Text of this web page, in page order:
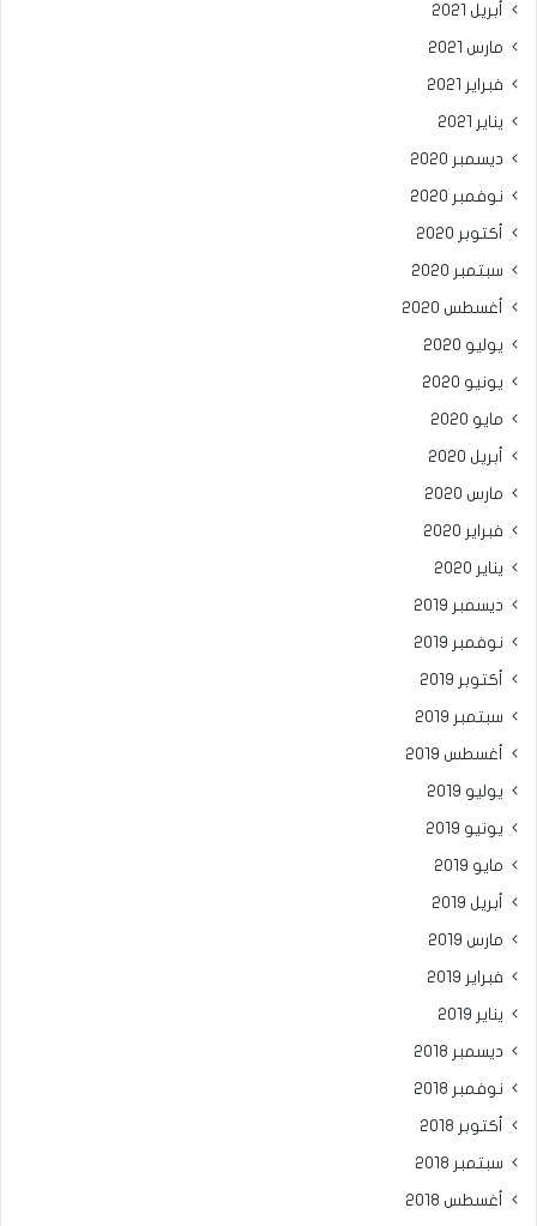
أبريل 2021
مارس 2021
فبراير 2021
يناير 2021
ديسمبر 2020
نوفمبر 2020
أكتوبر 2020
سبتمبر 2020
أغسطس 2020
يوليو 2020
يونيو 2020
مايو 2020
أبريل 2020
مارس 2020
فبراير 2020
يناير 2020
ديسمبر 2019
نوفمبر 2019
أكتوبر 2019
سبتمبر 2019
أغسطس 2019
يوليو 2019
يونيو 2019
مايو 2019
أبريل 2019
مارس 2019
فبراير 2019
يناير 2019
ديسمبر 2018
نوفمبر 2018
أكتوبر 2018
سبتمبر 2018
أغسطس 2018